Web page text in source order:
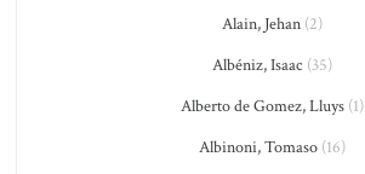
Alain, Jehan(2)
Albéniz, Isaac (35)
Alberto de Gomez, Lluys(1)
Albinoni, Tomaso(16)